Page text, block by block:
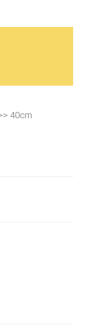
40cm